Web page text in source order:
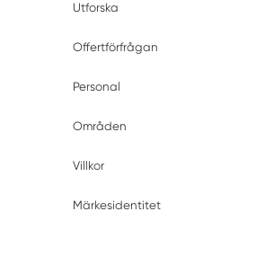
Utforska
Offertförfrågan
Personal
Områden
Villkor
Märkesidentitet